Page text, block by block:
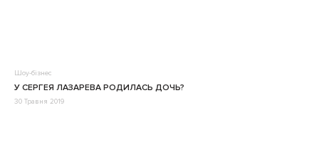
Шоу-бізнес
У СЕРГЕЯ ЛАЗАРЕВА РОДИЛАСЬ ДОЧЬ?
30 Травня 2019